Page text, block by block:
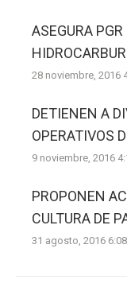
ASEGURA
28 noviembre, 2016
DETIENEN A
OPERATIVOS
9 noviembre, 2016
PROPONEN
CULTURA DE
31 agosto, 2016